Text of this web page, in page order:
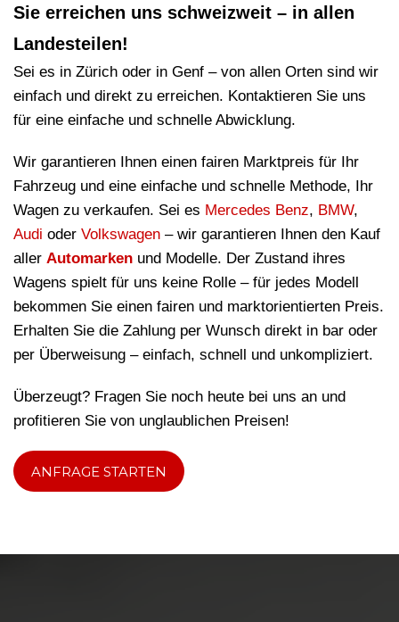
Sie erreichen uns schweizweit – in allen
Landesteilen!
Sei es in Zürich oder in Genf – von allen Orten sind wir
einfach und direkt zu erreichen. Kontaktieren Sie uns
für eine einfache und schnelle Abwicklung.
Wir garantieren Ihnen einen fairen Marktpreis für Ihr
Fahrzeug und eine einfache und schnelle Methode, Ihr
Wagen zu verkaufen. Sei es Mercedes Benz, BMW,
Audi oder Volkswagen – wir garantieren Ihnen den Kauf
aller Automarken und Modelle. Der Zustand ihres
Wagens spielt für uns keine Rolle – für jedes Modell
bekommen Sie einen fairen und marktorientierten Preis.
Erhalten Sie die Zahlung per Wunsch direkt in bar oder
per Überweisung – einfach, schnell und unkompliziert.
Überzeugt? Fragen Sie noch heute bei uns an und
profitieren Sie von unglaublichen Preisen!
ANFRAGE STARTEN